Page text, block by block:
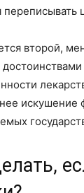
переписывать
второй,
искушение